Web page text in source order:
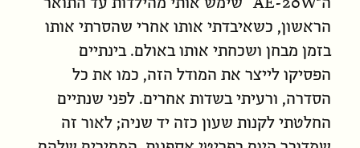
ה־
שימש אותי מהילדות עד התואר
הראשון, כשאיבדתי אותו אחרי שהסרתי אותו
בזמן מבחן ושכחתי אותו באולם. בינתיים
הפסיקו לייצר את המודל הזה, כמו את כל
הסדרה, ורעיתי בשדות אחרים. לפני שנתיים
החלטתי לקנות שעון כזה יד שניה; לאור זה